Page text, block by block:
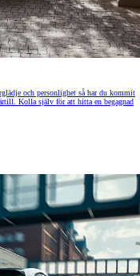
och personlighet så har du kommit
Kolla själv för att hitta en begagnad